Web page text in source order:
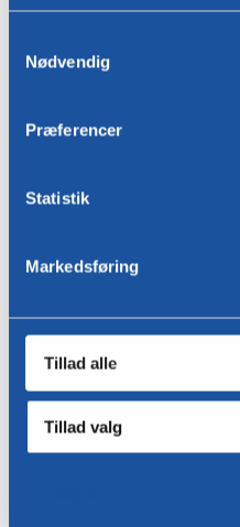
Nødvendig
Præferencer
Statistik
Markedsføring
Tillad alle
Tillad valg
Sende